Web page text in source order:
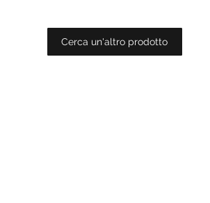
Cerca un'altro prodotto